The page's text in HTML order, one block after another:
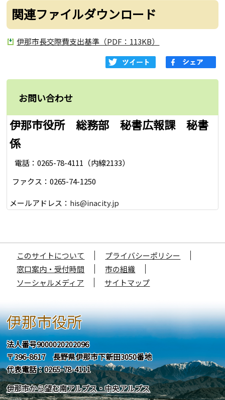
関連ファイルダウンロード
伊那市長交際費支出基準（PDF：113KB）
お問い合わせ
伊那市役所 総務部 秘書広報課 秘書
係
電話：0265-78-4111（内線2133）
ファクス：0265-74-1250
メールアドレス： his@inacity.jp
このサイトについて
プライバシーポリシー
窓口案内・受付時間
市の組織
ソーシャルメディア
サイトマップ
伊那市役所
法人番号9000020202096
〒396-8617 長野県伊那市下新田3050番地
代表電話：0265-78-4111
伊那市から望む南アルプス・中央アルプス